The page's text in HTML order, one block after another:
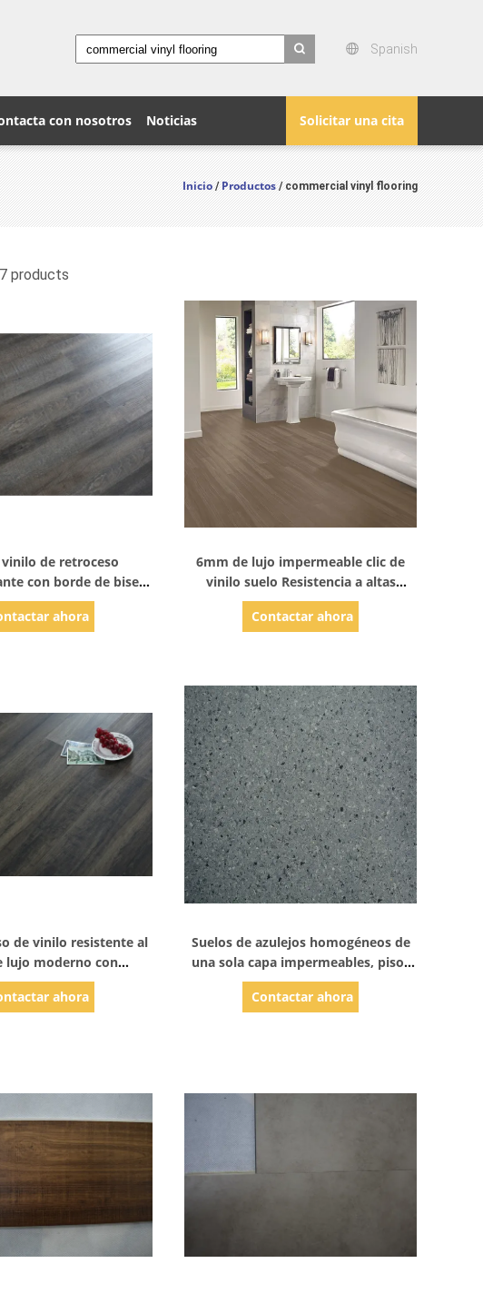
Spanish
Solicitar una cita
con nosotros Noticias
Inicio /Productos/ commercial vinyl flooring
products
vinilo de retroceso
con borde de bisel
un piso de madera
ahora
6mm de lujo impermeable clic de
vinilo suelo Resistencia a altas
temperaturas
Contactar ahora
de vinilo resistente al
lujo moderno con
a altas temperaturas
ahora
Suelos de azulejos homogéneos de
una sola capa impermeables, pisos
comerciales de vinilo
Contactar ahora